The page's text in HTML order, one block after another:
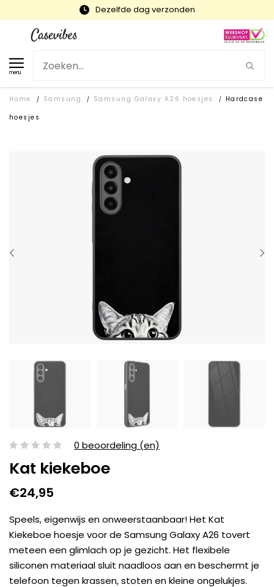
Snelle levering en gratis ruilen
menu
Home / Samsung / Samsung Galaxy A26 hoesjes /
Hardcase
hoesjes
0 beoordeling (en)
Kat kiekeboe
€24,95
Speels, eigenwijs en onweerstaanbaar! Het Kat
Kiekeboe hoesje voor de Samsung Galaxy A26 tovert
meteen een glimlach op je gezicht. Het flexibele
siliconen materiaal sluit naadloos aan en beschermt je
telefoon tegen krassen, stoten en kleine ongelukjes.